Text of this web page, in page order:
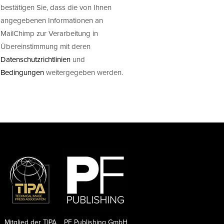
bestätigen Sie, dass die von Ihnen
angegebenen Informationen an
MailChimp zur Verarbeitung in
Übereinstimmung mit deren
Datenschutzrichtlinien und
Bedingungenweitergegeben werden.
PF Publishing GmbH
Mitglied der TIPA